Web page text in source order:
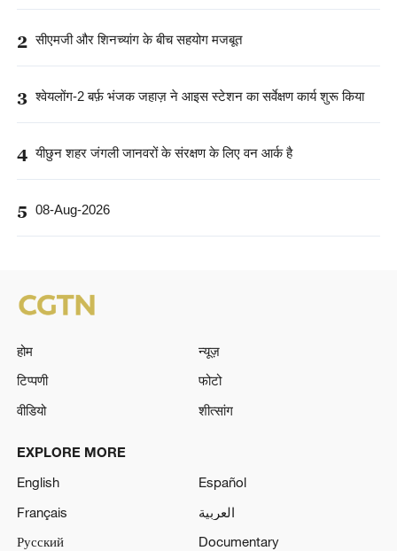
2 सीएमजी और शिनच्यांग के बीच सहयोग मजबूत
3 श्वेयलोंग-2 बर्फ़ भंजक जहाज़ ने आइस स्टेशन का सर्वेक्षण कार्य शुरू किया
4 यीछुन शहर जंगली जानवरों के संरक्षण के लिए वन आर्क है
5 08-Aug-2026
होम
न्यूज़
टिप्पणी
फोटो
वीडियो
शीत्सांग
EXPLORE MORE
English
Español
Français
العربية
Русский
Documentary